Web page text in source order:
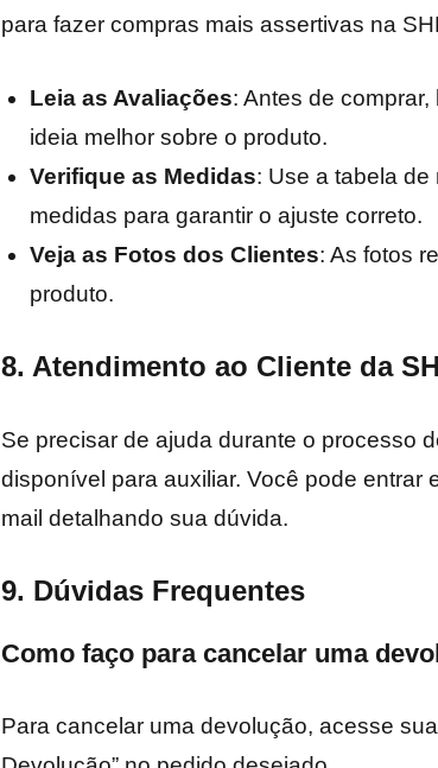
para fazer compras mais assertivas na
Leia as Avaliações: Antes de
ideia melhor sobre o produto.
Verifique as Medidas: Use a tabela
medidas para garantir o ajuste correto.
Veja as Fotos dos Clientes: As fotos
produto.
8. Atendimento ao Cliente da
Se precisar de ajuda durante o processo
disponível para auxiliar. Você pode entrar
mail detalhando sua dúvida.
9. Dúvidas Frequentes
Como faço para cancelar uma
Para cancelar uma devolução, acesse